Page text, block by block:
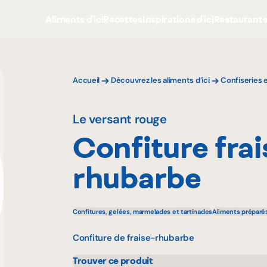
Accueil Découvrez les aliments d’ici Confiseries
Le versant rouge
Confiture
rhubarbe
Confitures, gelées, marmelades et tartinadesAliments
Confiture de fraise-rhubarbe
Trouver ce produit